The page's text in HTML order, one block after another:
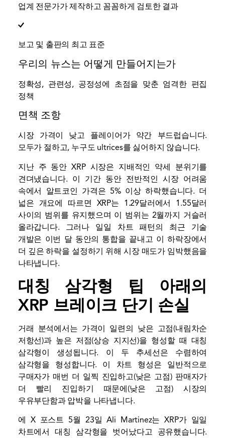
업계 전문가가 제작하고 꼼꼼하게 검토한 결과
보고 및 출판의 최고 표준
우리의 뉴스는 어떻게 만들어지는가
정확성, 관련성, 공정성에 초점을 맞춘 엄격한 편집
정책
면책 조항
시장 가격이 낮고 플레이어가 약간 부드럽습니다.
모두가 절하고, 누구도 ultrices를 싫어하지 않습니다.
지난 주 동안 XRP 시장은 지배적인 약세 분위기를
견뎌냈습니다. 이 기간 동안 전반적인 시장 어려움
속에서 알트코인 가격은 5% 이상 하락했습니다. 더
넓은 개요에 따르면 XRP는 1.29달러에서 1.55달러
사이의 범위를 유지했으며 이 범위는 2월까지 거슬러
올라갑니다. 그러나 일일 차트 패턴의 최근 기술
개발은 이번 달 동안의 통합을 끝내고 이 하락장에서
더 깊은 하락을 설정하기 위해 시장 매도가 임박했음을
나타냅니다.
대칭 삼각형 팁 아래의
XRP 브레이크 단기 손실
거래 분석에서는 가격이 일련의 낮은 고점(내림차순
저항선)과 높은 저점(상승 지지선)을 형성할 때 대칭
삼각형이 생성됩니다. 이 두 추세선은 수렴하여
삼각형을 형성합니다. 이 차트 형성은 일반적으로
구매자가 매번 더 일찍 진입하고(낮은 고점) 판매자가
더 빨리 진입하기 때문에(낮은 고점) 시장의
우유부단함과 압박을 나타냅니다.
에 X 포스트 5월 23일 Ali Martinez는 XRP가 일일
차트에서 대칭 삼각형을 벗어났다고 공유했습니다.